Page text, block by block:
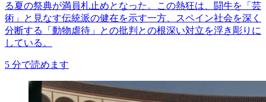
る夏の祭典が満員札止めとなった。この熱狂は、闘牛を「芸
術」と見なす伝統派の健在を示す一方、スペイン社会を深く
分断する「動物虐待」との批判との根深い対立を浮き彫りに
している。
5 分で読めます